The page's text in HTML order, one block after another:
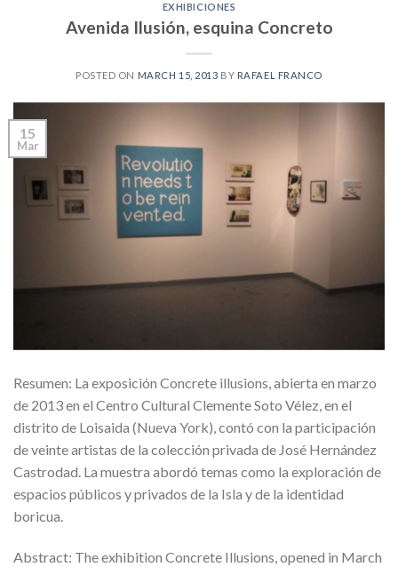
EXHIBICIONES
Avenida Ilusión, esquina Concreto
POSTED ON MARCH 15, 2013 BY RAFAEL FRANCO
15
Mar
Resumen: La exposición Concrete illusions, abierta en marzo
de 2013 en el Centro Cultural Clemente Soto Vélez, en el
distrito de Loisaida (Nueva York), contó con la participación
de veinte artistas de la colección privada de José Hernández
Castrodad. La muestra abordó temas como la exploración de
espacios públicos y privados de la Isla y de la identidad
boricua.
Abstract: The exhibition Concrete Illusions, opened in March